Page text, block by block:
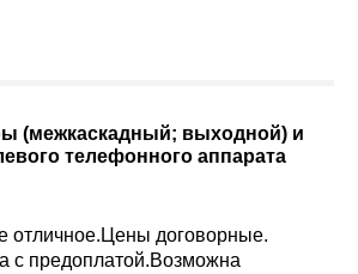
(межкаскадный; выходной) и
телефонного аппарата
отличное.Цены договорные.
с предоплатой.Возможна